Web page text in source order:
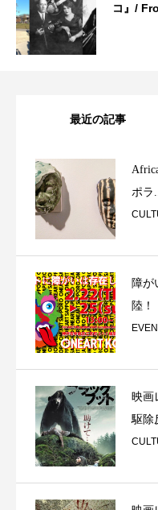
コ』/
最近の記事
ポラ...
障が
陸！
映画
駆除